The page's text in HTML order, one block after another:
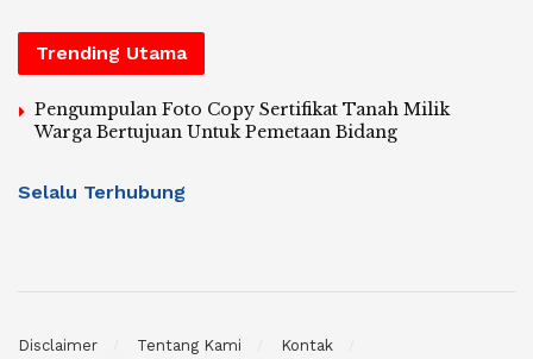
Trending Utama
Pengumpulan Foto Copy Sertifikat Tanah Milik
Warga Bertujuan Untuk Pemetaan Bidang
Selalu Terhubung
Disclaimer Tentang Kami Kontak